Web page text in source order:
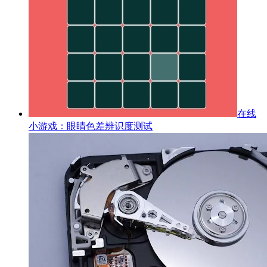
在线
小游戏：眼睛色差辨识度测试